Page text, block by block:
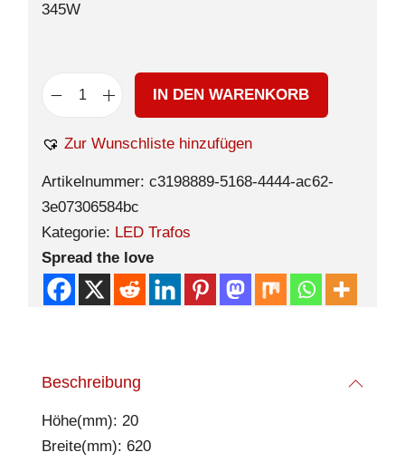
345W
IN DEN WARENKORB
Zur Wunschliste hinzufügen
Artikelnummer: c3198889-5168-4444-ac62-
3e07306584bc
Kategorie: LED Trafos
Spread the love
Beschreibung
Höhe(mm): 20
Breite(mm): 620